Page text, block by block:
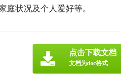
庭状况及个人爱好等。
点击下载文档
文档为doc格式